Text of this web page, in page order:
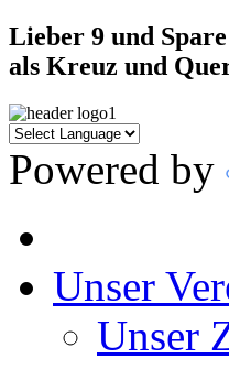
Lieber 9 und Spare
als Kreuz und
Powered by
Unser
Unser